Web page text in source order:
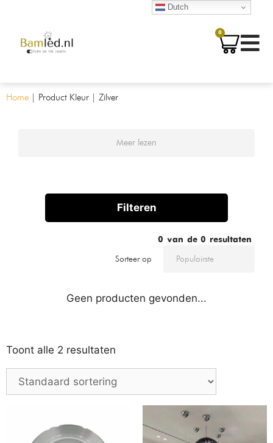
0
Home | Product Kleur | Zilver
Meer lezen
Filteren
0 van de 0 resultaten
Sorteer op
Geen producten gevonden...
Toont alle 2 resultaten
Dutch